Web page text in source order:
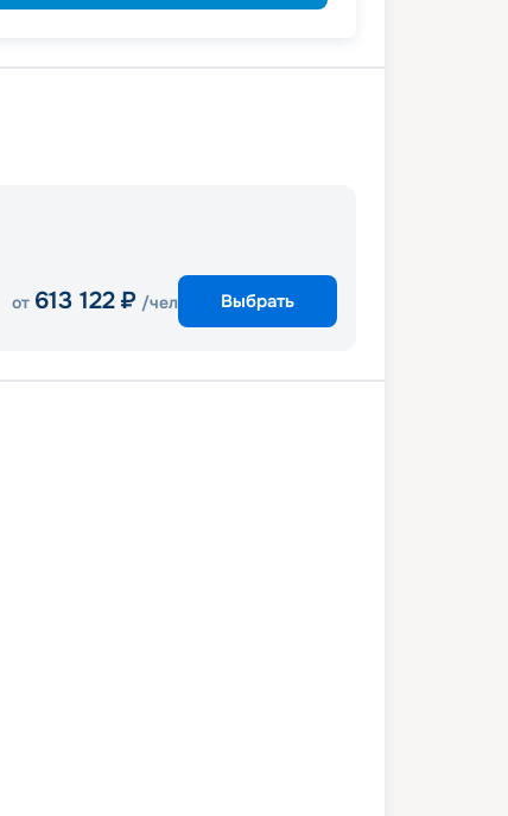
от 613 122 ₽ /чел Выбрать